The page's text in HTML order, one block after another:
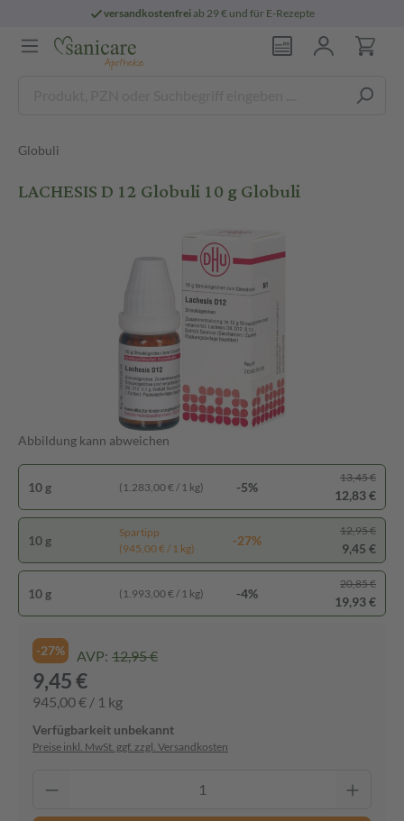
versandkostenfreiab 29 € und für E-Rezepte
Globuli
LACHESIS D 12 Globuli 10 g Globuli
Abbildung kann abweichen
10 g (1.283,00 € / 1 kg) -5%
13,45 €
12,83 €
10 g
Spartipp
(945,00 € / 1 kg)
-27%
12,95 €
9,45 €
10 g (1.993,00 € / 1 kg) -4%
20,85 €
19,93 €
-27% AVP: 12,95 €
9,45 €
945,00 € / 1 kg
Verfügbarkeit unbekannt
Preise inkl. MwSt. ggf. zzgl. Versandkosten